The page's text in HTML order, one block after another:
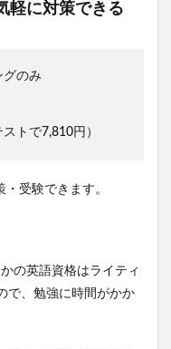
軽に対策できる
グのみ
トで7,810円）
受験できます。
の英語資格はライティ
で、勉強に時間がかか